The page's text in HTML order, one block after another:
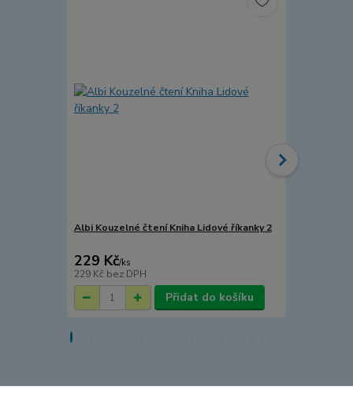
Albi Kouzelné čtení Kniha Lidové říkanky 2
229 Kč/ks
229 Kč bez DPH
Přidat do košíku